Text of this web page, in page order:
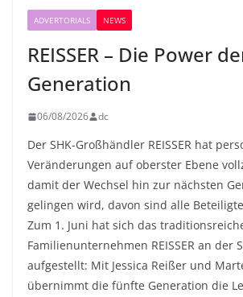
ADVERTORIALS NEWS
REISSER – Die Power
Generation
06/08/2026 dc
Der SHK-Großhändler REISSER hat
Veränderungen auf oberster Ebene
damit der Wechsel hin zur nächsten
gelingen wird, davon sind alle
Zum 1. Juni hat sich das
Familienunternehmen REISSER an der
aufgestellt: Mit Jessica Reißer und
übernimmt die fünfte Generation die